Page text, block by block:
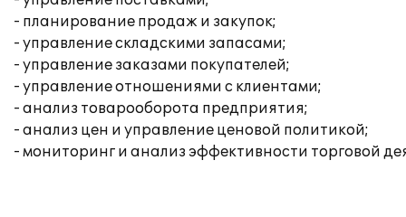
- планирование продаж и закупок;
- управление складскими запасами;
- управление заказами покупателей;
- управление отношениями с клиентами;
- анализ товарооборота предприятия;
- анализ цен и управление ценовой политикой;
- мониторинг и анализ эффективности торговой